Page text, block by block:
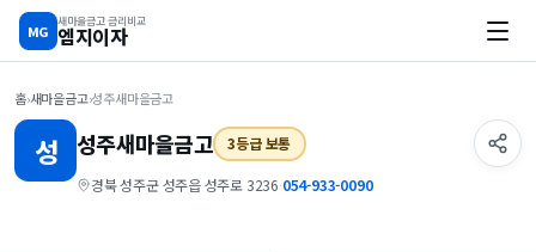
MG
새마을금고 금리비교
엠지이자
홈›새마을금고›성주새마을금고
성 성주새마을금고 3등급 보통
경북 성주군 성주읍 성주로 3236·054-933-0090